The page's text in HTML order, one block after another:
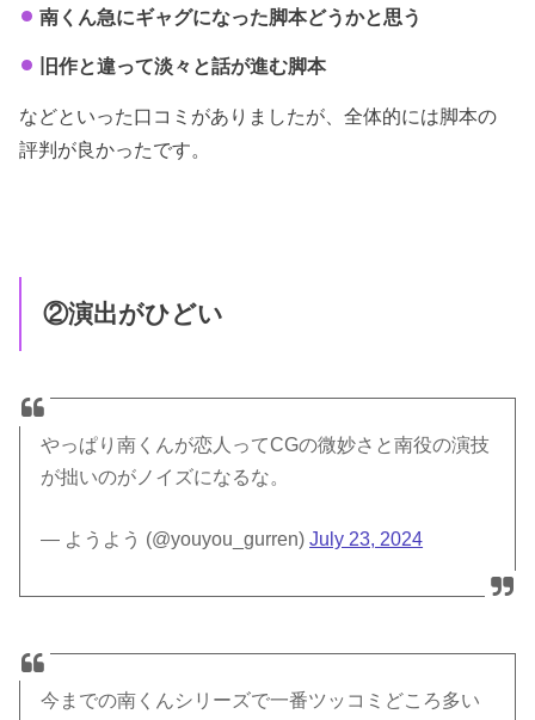
南くん急にギャグになった脚本どうかと思う
旧作と違って淡々と話が進む脚本
などといった口コミがありましたが、全体的には脚本の
評判が良かったです。
②演出がひどい
やっぱり南くんが恋人ってCGの微妙さと南役の演技
が拙いのがノイズになるな。
— ようよう (@youyou_gurren)July 23, 2024
今までの南くんシリーズで一番ツッコミどころ多い